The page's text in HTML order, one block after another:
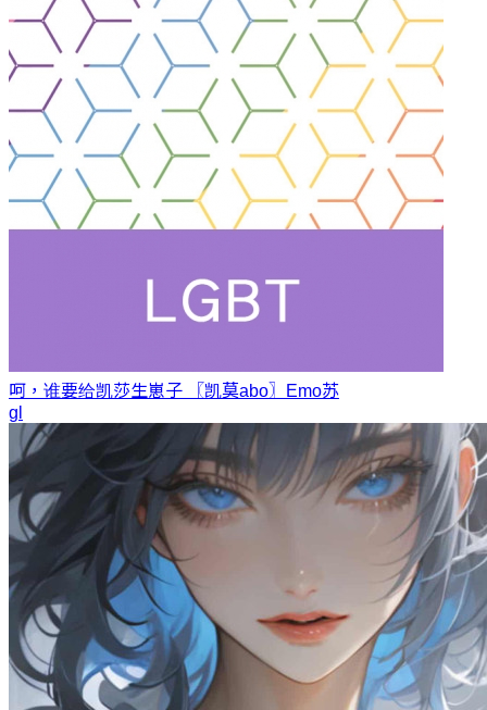
呵，谁要给凯莎生崽子 〖凯莫abo〗
Emo苏
gl